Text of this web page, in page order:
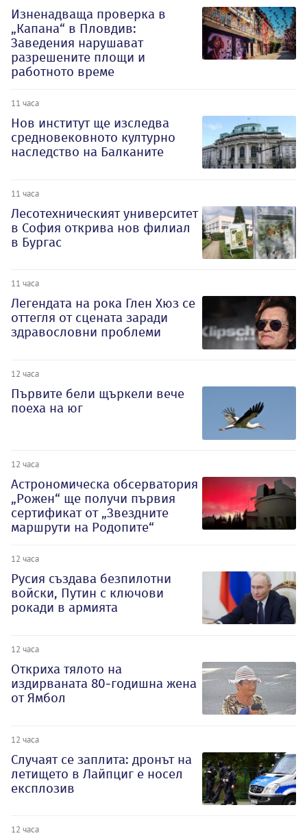
Изненадваща проверка в
„Капана“ в Пловдив:
Заведения нарушават
разрешените площи и
работното време
11 часа
Нов институт ще изследва
средновековното културно
наследство на Балканите
11 часа
Лесотехническият университет
в София открива нов филиал
в Бургас
11 часа
Легендата на рока Глен Хюз се
оттегля от сцената заради
здравословни проблеми
12 часа
Първите бели щъркели вече
поеха на юг
12 часа
Астрономическа обсерватория
„Рожен“ ще получи първия
сертификат от „Звездните
маршрути на Родопите“
12 часа
Русия създава безпилотни
войски, Путин с ключови
рокади в армията
12 часа
Откриха тялото на
издирваната 80-годишна жена
от Ямбол
12 часа
Случаят се заплита: дронът на
летището в Лайпциг е носел
експлозив
12 часа